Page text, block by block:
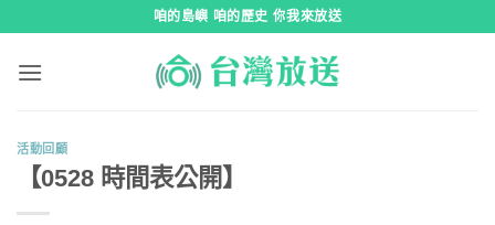
咱的島嶼 咱的歷史 你我來放送
活動回顧
【0528 時間表公開】